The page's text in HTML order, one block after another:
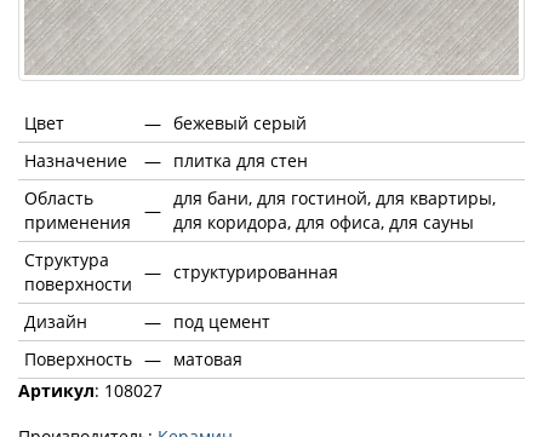
Цвет — бежевый серый
Назначение
— плитка для стен
Область
применения
—
для бани, для гостиной, для квартиры,
для коридора, для офиса, для сауны
Структура
поверхности
— структурированная
Дизайн — под цемент
Поверхность — матовая
Артикул: 108027